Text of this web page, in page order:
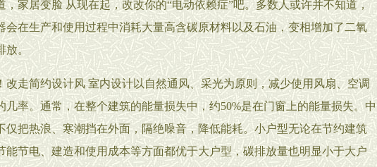
，家居变脸 从现在起，改改你的“电动依赖症”吧。多数人或许并不知道，
会在生产和使用过程中消耗大量高含碳原材料以及石油，变相增加了二氧
放。
简约设计风 室内设计以自然通风、采光为原则，减少使用风扇、空调
几率。通常，在整个建筑的能量损失中，约50%是在门窗上的能量损失。中
仅把热浪、寒潮挡在外面，隔绝噪音，降低能耗。小户型无论在节约建筑
能节电、建造和使用成本等方面都优于大户型，碳排放量也明显小于大户